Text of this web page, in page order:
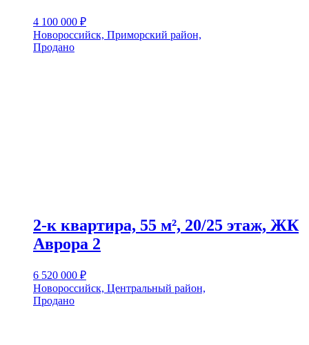
4 100 000 ₽
Новороссийск, Приморский район,
Продано
2-к квартира, 55 м², 20/25 этаж, ЖК
Аврора 2
6 520 000 ₽
Новороссийск, Центральный район,
Продано